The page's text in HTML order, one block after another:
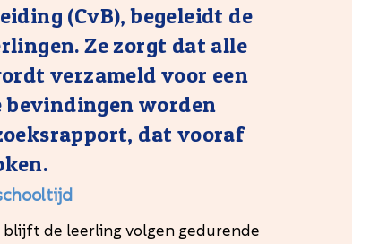
(CvB), begeleidt de
Ze zorgt dat alle
verzameld voor een
bevindingen worden
dat vooraf
blijft de leerling volgen gedurende